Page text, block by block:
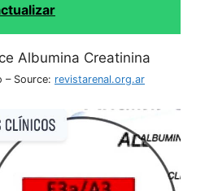
– Source: revistarenal.org.ar